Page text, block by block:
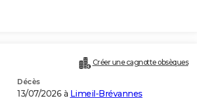
Créer une cagnotte obsèques
Décès
13/07/2026 à Limeil-Brévannes